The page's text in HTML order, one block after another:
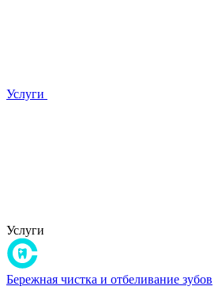
Услуги
Услуги
Бережная чистка и отбеливание зубов